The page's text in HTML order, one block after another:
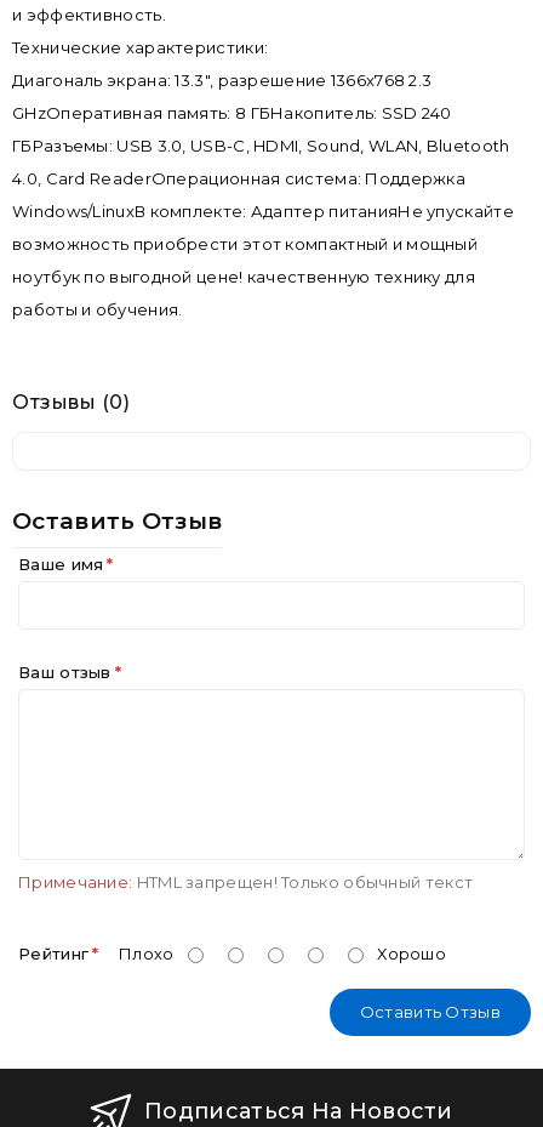
и эффективность.
Технические характеристики:
Диагональ экрана: 13.3", разрешение 1366x768 2.3
GHzОперативная память: 8 ГБНакопитель: SSD 240
ГБРазъемы: USB 3.0, USB-C, HDMI, Sound, WLAN, Bluetooth
4.0, Card ReaderОперационная система: Поддержка
Windows/LinuxВ комплекте: Адаптер питанияНе упускайте
возможность приобрести этот компактный и мощный
ноутбук по выгодной цене! качественную технику для
работы и обучения.
Отзывы (0)
Оставить Отзыв
Ваше имя
Ваш отзыв
Примечание: HTML запрещен! Только обычный текст
Рейтинг Плохо Хорошо
Оставить Отзыв
Подписаться На Новости